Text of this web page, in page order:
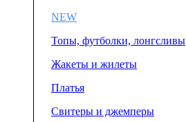
NEW
Топы, футболки, лонгсливы
Жакеты и жилеты
Платья
Свитеры и джемперы